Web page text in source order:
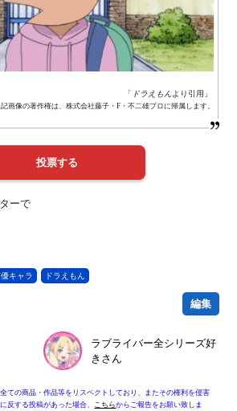
「 ドラえもん より引用」
記画像の著作権は、株式会社藤子・F・不二雄プロに帰属します。
ーで
キャラ ドラえもん
編集
ラブライバー全シリーズ好
きさん
ての商品・作品等をリスペクトしており、またその権利を侵害
反する投稿があった場合、
こちらからご報告をお願い致しま